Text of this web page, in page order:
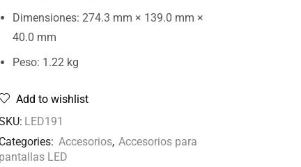
Dimensiones: 274.3 mm × 139.0 mm ×
40.0 mm
Peso: 1.22 kg
Add to wishlist
LED191
Categories: Accesorios, Accesorios para
pantallas LED